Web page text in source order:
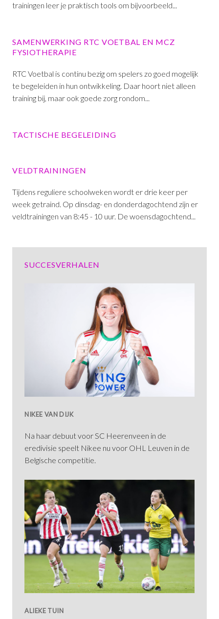
trainingen leer je praktisch tools om bijvoorbeeld...
SAMENWERKING RTC VOETBAL EN MCZ
FYSIOTHERAPIE
RTC Voetbal is continu bezig om spelers zo goed mogelijk
te begeleiden in hun ontwikkeling. Daar hoort niet alleen
training bij, maar ook goede zorg rondom...
TACTISCHE BEGELEIDING
VELDTRAININGEN
Tijdens reguliere schoolweken wordt er drie keer per
week getraind. Op dinsdag- en donderdagochtend zijn er
veldtrainingen van 8:45 - 10 uur. De woensdagochtend...
SUCCESVERHALEN
NIKEE VAN DIJK
Na haar debuut voor SC Heerenveen in de
eredivisie speelt Nikee nu voor OHL Leuven in de
Belgische competitie.
ALIEKE TUIN